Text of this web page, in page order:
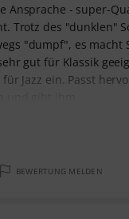
Ansprache - super-
Trotz des "dunklen"
"dumpf", es macht
gut für Klassik
Jazz ein. Passt
BEWERTUNG MELDEN